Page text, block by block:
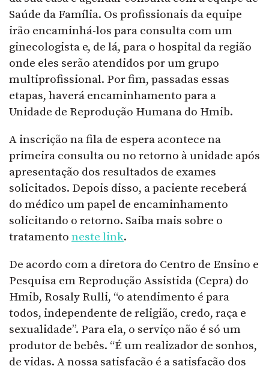
Saúde da Família. Os profissionais da equipe
irão encaminhá-los para consulta com um
ginecologista e, de lá, para o hospital da região
onde eles serão atendidos por um grupo
multiprofissional. Por fim, passadas essas
etapas, haverá encaminhamento para a
Unidade de Reprodução Humana do Hmib.
A inscrição na fila de espera acontece na
primeira consulta ou no retorno à unidade após
apresentação dos resultados de exames
solicitados. Depois disso, a paciente receberá
do médico um papel de encaminhamento
solicitando o retorno. Saiba mais sobre o
tratamento neste link.
De acordo com a diretora do Centro de Ensino e
Pesquisa em Reprodução Assistida (Cepra) do
Hmib, Rosaly Rulli, “o atendimento é para
todos, independente de religião, credo, raça e
sexualidade”. Para ela, o serviço não é só um
produtor de bebês. “É um realizador de sonhos,
de vidas. A nossa satisfação é a satisfação dos